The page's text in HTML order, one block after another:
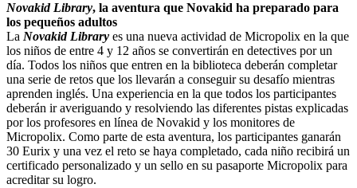
Novakid Library, la aventura que Novakid ha preparado para
los pequeños adultos
La Novakid Library es una nueva actividad de Micropolix en la que
los niños de entre 4 y 12 años se convertirán en detectives por un
día. Todos los niños que entren en la biblioteca deberán completar
una serie de retos que los llevarán a conseguir su desafío mientras
aprenden inglés. Una experiencia en la que todos los participantes
deberán ir averiguando y resolviendo las diferentes pistas explicadas
por los profesores en línea de Novakid y los monitores de
Micropolix. Como parte de esta aventura, los participantes ganarán
30 Eurix y una vez el reto se haya completado, cada niño recibirá un
certificado personalizado y un sello en su pasaporte Micropolix para
acreditar su logro.